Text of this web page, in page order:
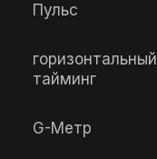
Пульс
горизонтальный
тайминг
G-Метр